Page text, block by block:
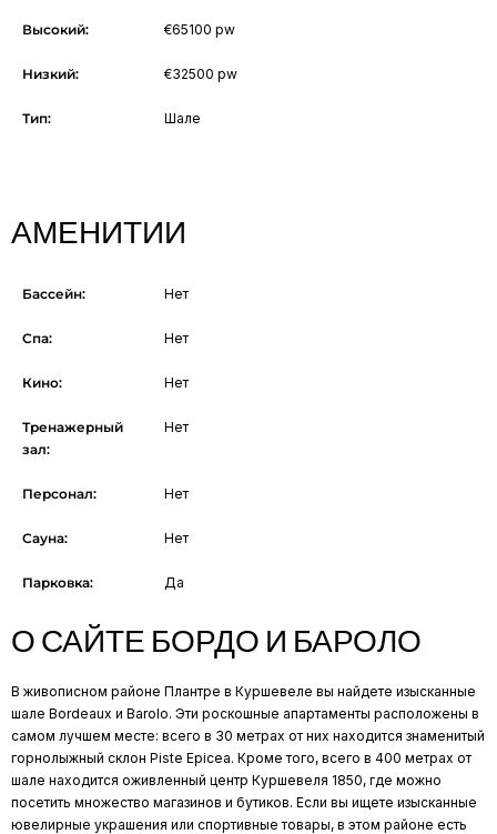
Высокий: €65100 pw
Низкий: €32500 pw
Тип: Шале
АМЕНИТИИ
Бассейн: Нет
Спа: Нет
Кино: Нет
Тренажерный
зал:
Нет
Персонал: Нет
Сауна: Нет
Парковка: Да
О САЙТЕ БОРДО И БАРОЛО
В живописном районе Плантре в Куршевеле вы найдете изысканные
шале Bordeaux и Barolo. Эти роскошные апартаменты расположены в
самом лучшем месте: всего в 30 метрах от них находится знаменитый
горнолыжный склон Piste Epicea. Кроме того, всего в 400 метрах от
шале находится оживленный центр Куршевеля 1850, где можно
посетить множество магазинов и бутиков. Если вы ищете изысканные
ювелирные украшения или спортивные товары, в этом районе есть